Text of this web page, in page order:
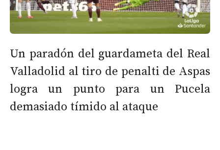
Un paradón del guardameta del Real
Valladolid al tiro de penalti de Aspas
logra un punto para un Pucela
demasiado tímido al ataque